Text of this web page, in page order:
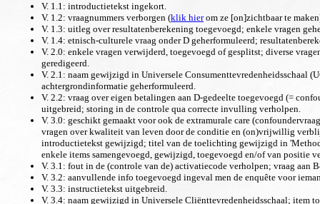
V. 1.1: introductietekst ingekort.
V. 1.2: vraagnummers verborgen (klik hierom ze [on]zichtbaar te
V. 1.3: uitleg over resultatenberekening toegevoegd; enkele vragen
V. 1.4: etnisch-culturele vraag onder D geherformuleerd;
V. 2.0: enkele vragen verwijderd, toegevoegd of gesplitst; diverse
geredigeerd.
V. 2.1: naam gewijzigd in Universele
achtergrondinformatie geherformuleerd.
V. 2.2: vraag over eigen betalingen aan D-gedeelte toegevoegd (=
uitgebreid; storing in de controle qua correcte invulling verholpen.
V. 3.0: geschikt gemaakt voor ook de extramurale care
vragen over kwaliteit van leven door de conditie en (on)vrijwillig
introductietekst gewijzigd; titel van de toelichting gewijzigd in
enkele items samengevoegd, gewijzigd, toegevoegd en/of van
V. 3.1: fout in de (controle van de) activatiecode verholpen; vraag aan
V. 3.2: aanvullende info toegevoegd ingeval men de enquête voor
V. 3.3: instructietekst uitgebreid.
V. 3.4: naam gewijzigd in Universele Cliënttevredenheidsschaal; item